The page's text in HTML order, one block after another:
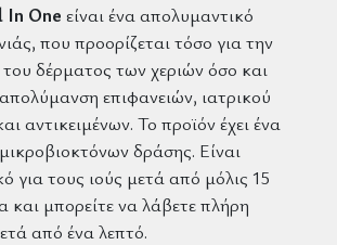
In One είναι ένα απολυμαντικό
που προορίζεται τόσο για την
δέρματος των χεριών όσο και
επιφανειών, ιατρικού
αντικειμένων. Το προϊόν έχει ένα
δράσης. Είναι
για τους ιούς μετά από μόλις 15
και μπορείτε να λάβετε πλήρη
από ένα λεπτό.